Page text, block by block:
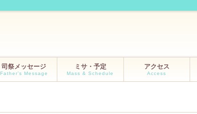
司祭メッセージ
Father’s Message
ミサ・予定
Mass & Schedule
アクセス
Access